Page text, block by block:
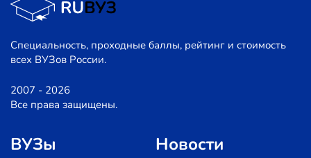
Специальность, проходные баллы, рейтинг и стоимость
всех ВУЗов России.
2007 - 2026
Все права защищены.
ВУЗы Новости